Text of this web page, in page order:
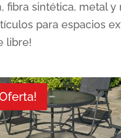
sintética, metal y
para espacios
libre!